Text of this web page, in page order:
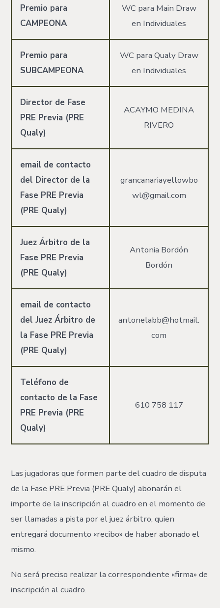
Premio para
CAMPEONA
WC para Main Draw
en Individuales
Premio para
SUBCAMPEONA
WC para Qualy Draw
en Individuales
Director de Fase
PRE Previa (PRE
Qualy)
ACAYMO MEDINA
RIVERO
email de contacto
del Director de la
Fase PRE Previa
(PRE Qualy)
grancanariayellowbo
wl@gmail.com
Juez Árbitro de la
Fase PRE Previa
(PRE Qualy)
Antonia Bordón
Bordón
email de contacto
del Juez Árbitro de
la Fase PRE Previa
(PRE Qualy)
antonelabb@hotmail.
com
Teléfono de
contacto de la Fase
PRE Previa (PRE
Qualy)
610 758 117
Las jugadoras que formen parte del cuadro de disputa
de la Fase PRE Previa (PRE Qualy) abonarán el
importe de la inscripción al cuadro en el momento de
ser llamadas a pista por el juez árbitro, quien
entregará documento «recibo» de haber abonado el
mismo.
No será preciso realizar la correspondiente «firma» de
inscripción al cuadro.